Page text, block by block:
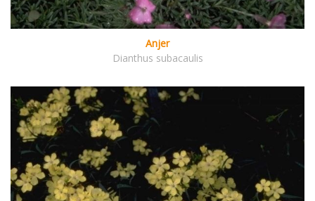
Anjer
Dianthus subacaulis